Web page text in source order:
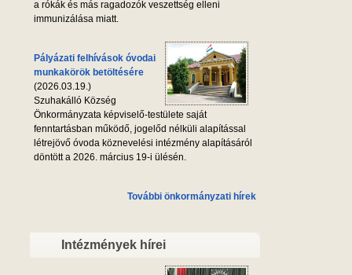
a rókák és más ragadozók veszettség elleni
immunizálása miatt.
Pályázati felhívások óvodai
munkakörök betöltésére
(2026.03.19.)
Szuhakálló Község
Önkormányzata képviselő-testülete saját
fenntartásban működő, jogelőd nélküli alapítással
létrejövő óvoda köznevelési intézmény alapításáról
döntött a 2026. március 19-i ülésén.
További önkormányzati hírek
Intézmények hírei